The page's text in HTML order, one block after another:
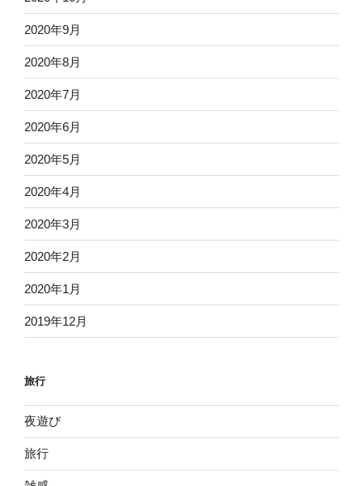
2020年9月
2020年8月
2020年7月
2020年6月
2020年5月
2020年4月
2020年3月
2020年2月
2020年1月
2019年12月
旅行
夜遊び
旅行